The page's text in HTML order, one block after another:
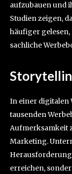
aufzubauen und
Studien zeigen,
häufiger
sachliche
In einer digitalen
tausenden
Aufmerksamkeit
Marketing.
erreichen,